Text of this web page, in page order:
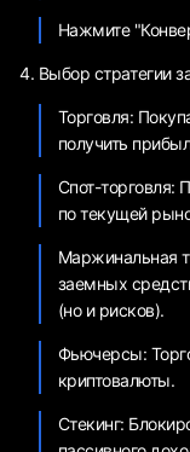
Нажмите
Выбор стратегии
Торговля:
получить
Спот-торговля:
по текущей
Маржинальная
заемных
(но и рисков).
Фьючерсы:
криптовалюты.
Стекинг: